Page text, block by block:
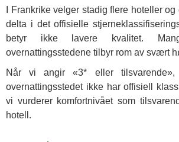
I Frankrike velger stadig flere hoteller
delta i det offisielle
betyr ikke lavere kvalitet.
overnattingsstedene tilbyr rom av svært
Når vi angir «3* eller
overnattingsstedet ikke har offisiell
vi vurderer komfortnivået som
hotell.